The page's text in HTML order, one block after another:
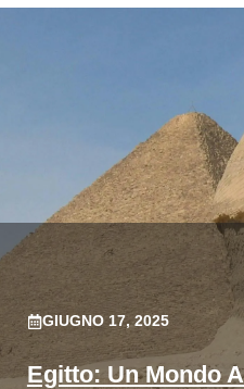
GIUGNO 17, 2025
Egitto: Un Mondo